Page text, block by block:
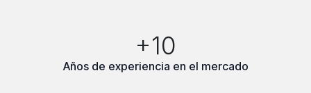
+10
Años de experiencia en el mercado